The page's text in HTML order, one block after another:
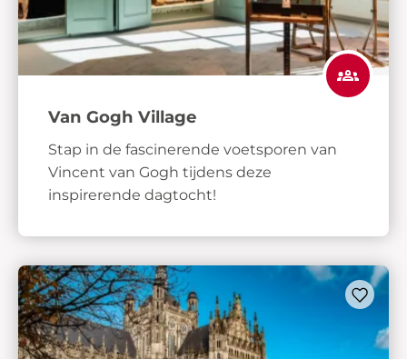
Van Gogh Village
Stap in de fascinerende voetsporen van
Vincent van Gogh tijdens deze
inspirerende dagtocht!